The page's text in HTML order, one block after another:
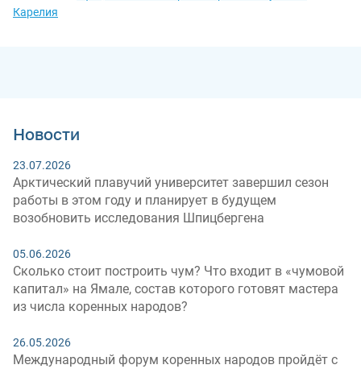
Карелия
Новости
23.07.2026
Арктический плавучий университет завершил сезон
работы в этом году и планирует в будущем
возобновить исследования Шпицбергена
05.06.2026
Сколько стоит построить чум? Что входит в «чумовой
капитал» на Ямале, состав которого готовят мастера
из числа коренных народов?
26.05.2026
Международный форум коренных народов пройдёт с